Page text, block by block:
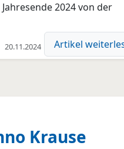
2024 von der
20.11.2024 Artikel
Krause